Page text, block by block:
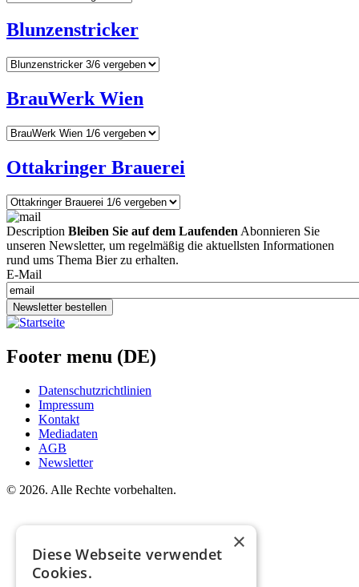
Blunzenstricker
BrauWerk Wien
Ottakringer Brauerei
Description Bleiben Sie auf dem Laufenden Abonnieren Sie
unseren Newsletter, um regelmäßig die aktuellsten Informationen
rund ums Thema Bier zu erhalten.
E-Mail
Newsletter bestellen
Footer menu (DE)
Datenschutzrichtlinien
Impressum
Kontakt
Mediadaten
AGB
Newsletter
© 2026. Alle Rechte vorbehalten.
×
Diese Webseite verwendet
Cookies.